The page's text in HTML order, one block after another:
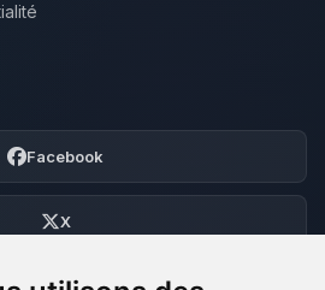
Facebook
X